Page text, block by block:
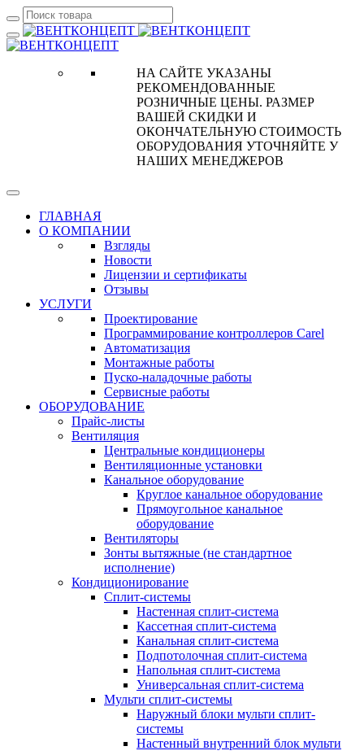
НА САЙТЕ УКАЗАНЫ
РЕКОМЕНДОВАННЫЕ
РОЗНИЧНЫЕ ЦЕНЫ. РАЗМЕР
ВАШЕЙ СКИДКИ И
ОКОНЧАТЕЛЬНУЮ СТОИМОСТЬ
ОБОРУДОВАНИЯ УТОЧНЯЙТЕ У
НАШИХ МЕНЕДЖЕРОВ
ГЛАВНАЯ
О КОМПАНИИ
Взгляды
Новости
Лицензии и сертификаты
Отзывы
УСЛУГИ
Проектирование
Программирование контроллеров Carel
Автоматизация
Монтажные работы
Пуско-наладочные работы
Сервисные работы
ОБОРУДОВАНИЕ
Прайс-листы
Вентиляция
Центральные кондиционеры
Вентиляционные установки
Канальное оборудование
Круглое канальное оборудование
Прямоугольное канальное
оборудование
Вентиляторы
Зонты вытяжные (не стандартное
исполнение)
Кондиционирование
Сплит-системы
Настенная сплит-система
Кассетная сплит-система
Канальная сплит-система
Подпотолочная сплит-система
Напольная сплит-система
Универсальная сплит-система
Мульти сплит-системы
Наружный блоки мульти сплит-
системы
Настенный внутренний блок мульти